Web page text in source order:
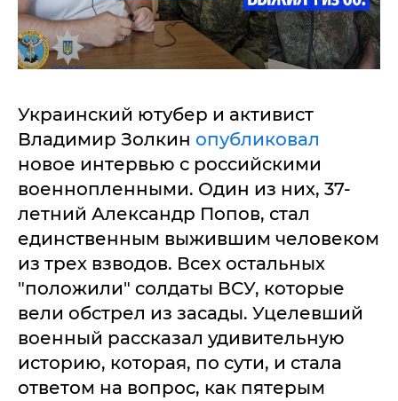
Украинский ютубер и активист
Владимир Золкин опубликовал
новое интервью с российскими
военнопленными. Один из них, 37-
летний Александр Попов, стал
единственным выжившим человеком
из трех взводов. Всех остальных
"положили" солдаты ВСУ, которые
вели обстрел из засады. Уцелевший
военный рассказал удивительную
историю, которая, по сути, и стала
ответом на вопрос, как пятерым